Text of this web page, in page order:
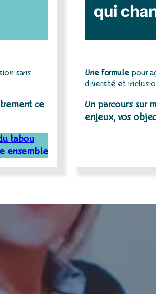
sans
ce
tabou
ensemble
qui
Une formule pour
diversité et
Un parcours sur
enjeux, vos